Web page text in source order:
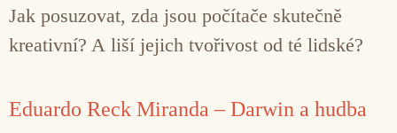
Jak posuzovat, zda jsou počítače skutečně
kreativní? A liší jejich tvořivost od té lidské?
Eduardo Reck Miranda – Darwin a hudba